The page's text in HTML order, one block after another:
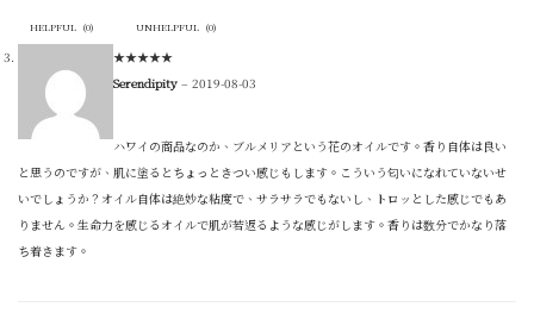
HELPFUL (0) UNHELPFUL (0)
★★★★★
Serendipity – 2019-08-03
ハワイの商品なのか、ブルメリアという花のオイルです。香り自体は良い
と思うのですが、肌に塗るとちょっときつい感じもします。こういう匂いになれていないせ
いでしょうか？オイル自体は絶妙な粘度で、サラサラでもないし、トロッとした感じでもあ
りません。生命力を感じるオイルで肌が若返るような感じがします。香りは数分でかなり落
ち着きます。